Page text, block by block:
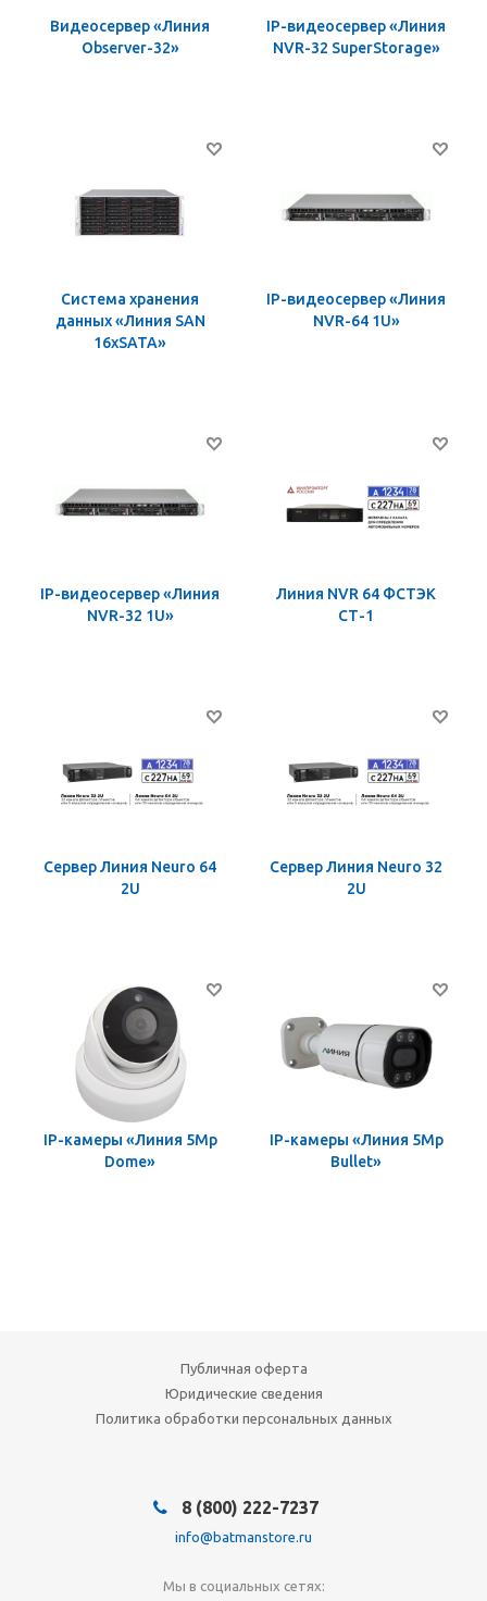
Видеосервер «Линия
Observer-32»
IP-видеосервер «Линия
NVR-32 SuperStorage»
Система хранения
данных «Линия SAN
16хSATA»
IP-видеосервер «Линия
NVR-64 1U»
IP-видеосервер «Линия
NVR-32 1U»
Линия NVR 64 ФСТЭК
СТ-1
Сервер Линия Neuro 64
2U
Сервер Линия Neuro 32
2U
IP-камеры «Линия 5Mp
Dome»
IP-камеры «Линия 5Mp
Bullet»
Публичная оферта
Юридические сведения
Политика обработки персональных данных
8 (800) 222-7237
info@batmanstore.ru
Мы в социальных сетях: